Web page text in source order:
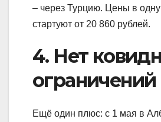
– через Турцию. Цены в одну
стартуют от 20 860 рублей.
4. Нет
ограничений
Ещё один плюс: с 1 мая в